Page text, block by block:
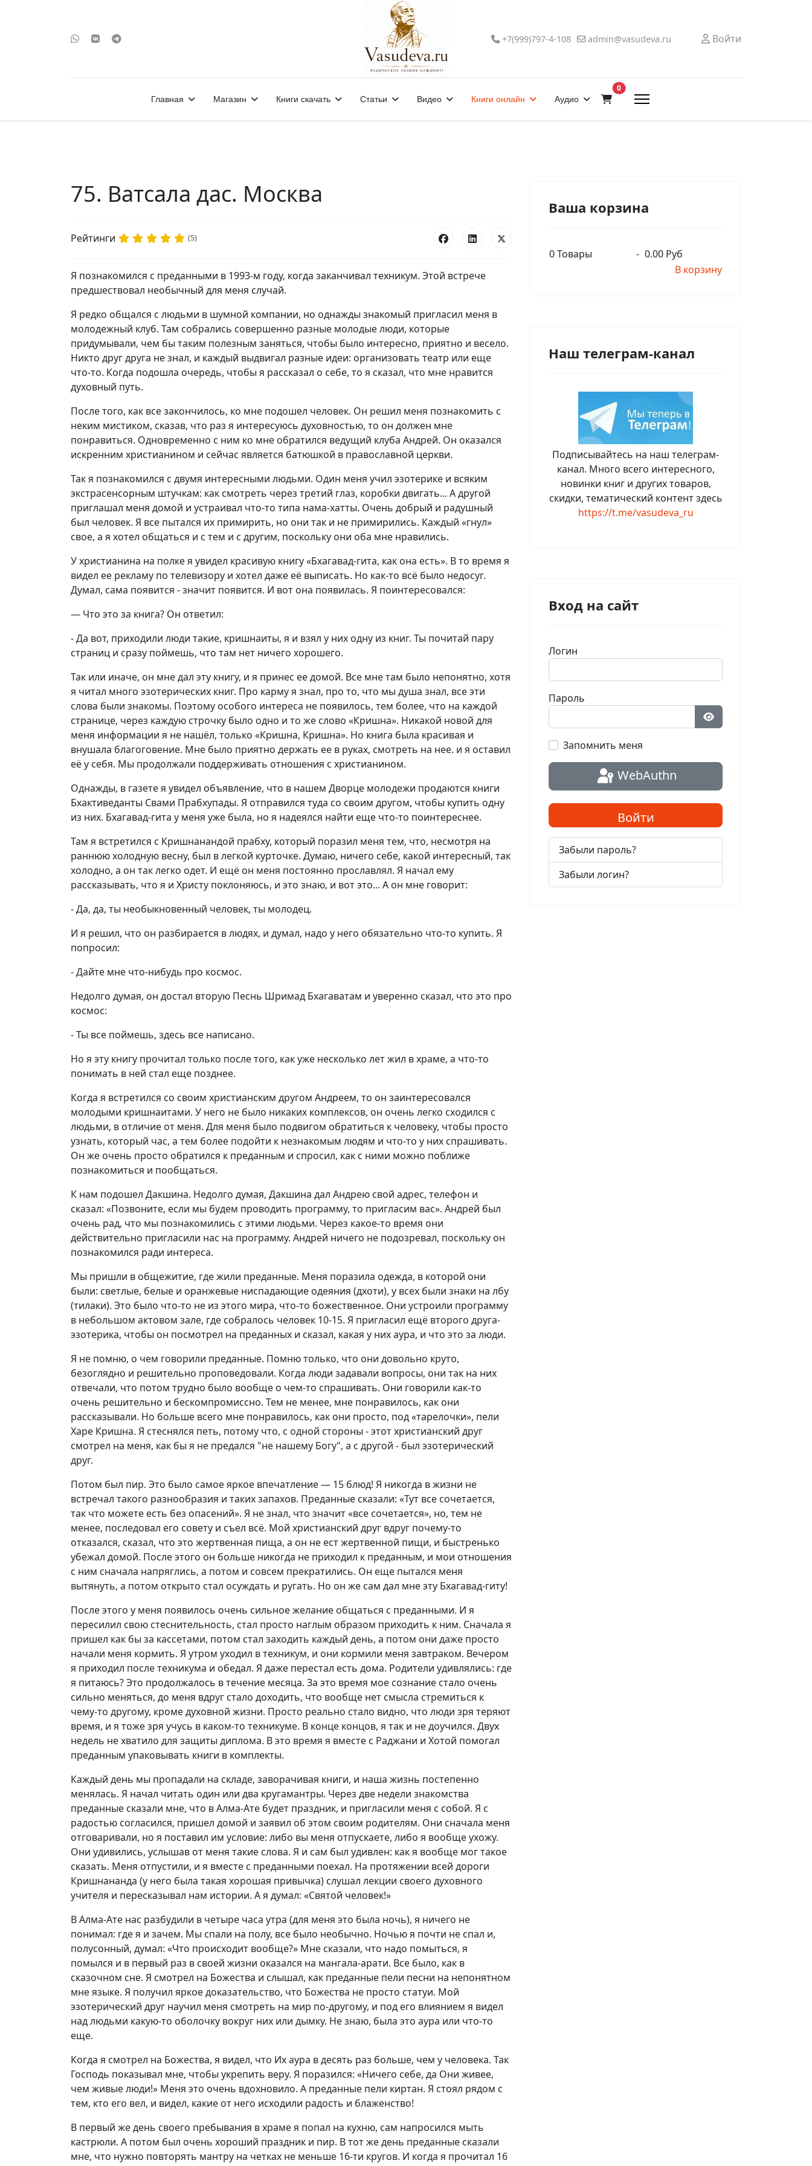
+7(999)797-4-108 admin@vasudeva.ru Войти
Главная Магазин Книги скачать Статьи Видео Книги онлайн Аудио
0В корзину
75. Ватсала дас. Москва
Рейтинги (5)
Я познакомился с преданными в 1993-м году, когда заканчивал техникум. Этой встрече
предшествовал необычный для меня случай.
Я редко общался с людьми в шумной компании, но однажды знакомый пригласил меня в
молодежный клуб. Там собрались совершенно разные молодые люди, которые
придумывали, чем бы таким полезным заняться, чтобы было интересно, приятно и весело.
Никто друг друга не знал, и каждый выдвигал разные идеи: организовать театр или еще
что-то. Когда подошла очередь, чтобы я рассказал о себе, то я сказал, что мне нравится
духовный путь.
После того, как все закончилось, ко мне подошел человек. Он решил меня познакомить с
неким мистиком, сказав, что раз я интересуюсь духовностью, то он должен мне
понравиться. Одновременно с ним ко мне обратился ведущий клуба Андрей. Он оказался
искренним христианином и сейчас является батюшкой в православной церкви.
Так я познакомился с двумя интересными людьми. Один меня учил эзотерике и всяким
экстрасенсорным штучкам: как смотреть через третий глаз, коробки двигать... А другой
приглашал меня домой и устраивал что-то типа нама-хатты. Очень добрый и радушный
был человек. Я все пытался их примирить, но они так и не примирились. Каждый «гнул»
свое, а я хотел общаться и с тем и с другим, поскольку они оба мне нравились.
У христианина на полке я увидел красивую книгу «Бхагавад-гита, как она есть». В то время я
видел ее рекламу по телевизору и хотел даже её выписать. Но как-то всё было недосуг.
Думал, сама появится - значит появится. И вот она появилась. Я поинтересовался:
— Что это за книга? Он ответил:
- Да вот, приходили люди такие, кришнаиты, я и взял у них одну из книг. Ты почитай пару
страниц и сразу поймешь, что там нет ничего хорошего.
Так или иначе, он мне дал эту книгу, и я принес ее домой. Все мне там было непонятно, хотя
я читал много эзотерических книг. Про карму я знал, про то, что мы душа знал, все эти
слова были знакомы. Поэтому особого интереса не появилось, тем более, что на каждой
странице, через каждую строчку было одно и то же слово «Кришна». Никакой новой для
меня информации я не нашёл, только «Кришна, Кришна». Но книга была красивая и
внушала благоговение. Мне было приятно держать ее в руках, смотреть на нее. и я оставил
её у себя. Мы продолжали поддерживать отношения с христианином.
Однажды, в газете я увидел объявление, что в нашем Дворце молодежи продаются книги
Бхактиведанты Свами Прабхупады. Я отправился туда со своим другом, чтобы купить одну
из них. Бхагавад-гита у меня уже была, но я надеялся найти еще что-то поинтереснее.
Там я встретился с Кришнанандой прабху, который поразил меня тем, что, несмотря на
раннюю холодную весну, был в легкой курточке. Думаю, ничего себе, какой интересный, так
холодно, а он так легко одет. И ещё он меня постоянно прославлял. Я начал ему
рассказывать, что я и Христу поклоняюсь, и это знаю, и вот это... А он мне говорит:
- Да, да, ты необыкновенный человек, ты молодец.
И я решил, что он разбирается в людях, и думал, надо у него обязательно что-то купить. Я
попросил:
- Дайте мне что-нибудь про космос.
Недолго думая, он достал вторую Песнь Шримад Бхагаватам и уверенно сказал, что это про
космос:
- Ты все поймешь, здесь все написано.
Но я эту книгу прочитал только после того, как уже несколько лет жил в храме, а что-то
понимать в ней стал еще позднее.
Когда я встретился со своим христианским другом Андреем, то он заинтересовался
молодыми кришнаитами. У него не было никаких комплексов, он очень легко сходился с
людьми, в отличие от меня. Для меня было подвигом обратиться к человеку, чтобы просто
узнать, который час, а тем более подойти к незнакомым людям и что-то у них спрашивать.
Он же очень просто обратился к преданным и спросил, как с ними можно поближе
познакомиться и пообщаться.
К нам подошел Дакшина. Недолго думая, Дакшина дал Андрею свой адрес, телефон и
сказал: «Позвоните, если мы будем проводить программу, то пригласим вас». Андрей был
очень рад, что мы познакомились с этими людьми. Через какое-то время они
действительно пригласили нас на программу. Андрей ничего не подозревал, поскольку он
познакомился ради интереса.
Мы пришли в общежитие, где жили преданные. Меня поразила одежда, в которой они
были: светлые, белые и оранжевые ниспадающие одеяния (дхоти), у всех были знаки на лбу
(тилаки). Это было что-то не из этого мира, что-то божественное. Они устроили программу
в небольшом актовом зале, где собралось человек 10-15. Я пригласил ещё второго друга-
эзотерика, чтобы он посмотрел на преданных и сказал, какая у них аура, и что это за люди.
Я не помню, о чем говорили преданные. Помню только, что они довольно круто,
безоглядно и решительно проповедовали. Когда люди задавали вопросы, они так на них
отвечали, что потом трудно было вообще о чем-то спрашивать. Они говорили как-то
очень решительно и бескомпромиссно. Тем не менее, мне понравилось, как они
рассказывали. Но больше всего мне понравилось, как они просто, под «тарелочки», пели
Харе Кришна. Я стеснялся петь, потому что, с одной стороны - этот христианский друг
смотрел на меня, как бы я не предался "не нашему Богу", а с другой - был эзотерический
друг.
Потом был пир. Это было самое яркое впечатление — 15 блюд! Я никогда в жизни не
встречал такого разнообразия и таких запахов. Преданные сказали: «Тут все сочетается,
так что можете есть без опасений». Я не знал, что значит «все сочетается», но, тем не
менее, последовал его совету и съел всё. Мой христианский друг вдруг почему-то
отказался, сказал, что это жертвенная пища, а он не ест жертвенной пищи, и быстренько
убежал домой. После этого он больше никогда не приходил к преданным, и мои отношения
с ним сначала напряглись, а потом и совсем прекратились. Он еще пытался меня
вытянуть, а потом открыто стал осуждать и ругать. Но он же сам дал мне эту Бхагавад-гиту!
После этого у меня появилось очень сильное желание общаться с преданными. И я
пересилил свою стеснительность, стал просто наглым образом приходить к ним. Сначала я
пришел как бы за кассетами, потом стал заходить каждый день, а потом они даже просто
начали меня кормить. Я утром уходил в техникум, и они кормили меня завтраком. Вечером
я приходил после техникума и обедал. Я даже перестал есть дома. Родители удивлялись: где
я питаюсь? Это продолжалось в течение месяца. За это время мое сознание стало очень
сильно меняться, до меня вдруг стало доходить, что вообще нет смысла стремиться к
чему-то другому, кроме духовной жизни. Просто реально стало видно, что люди зря теряют
время, и я тоже зря учусь в каком-то техникуме. В конце концов, я так и не доучился. Двух
недель не хватило для защиты диплома. В это время я вместе с Раджани и Хотой помогал
преданным упаковывать книги в комплекты.
Каждый день мы пропадали на складе, заворачивая книги, и наша жизнь постепенно
менялась. Я начал читать один или два кругамантры. Через две недели знакомства
преданные сказали мне, что в Алма-Ате будет праздник, и пригласили меня с собой. Я с
радостью согласился, пришел домой и заявил об этом своим родителям. Они сначала меня
отговаривали, но я поставил им условие: либо вы меня отпускаете, либо я вообще ухожу.
Они удивились, услышав от меня такие слова. Я и сам был удивлен: как я вообще мог такое
сказать. Меня отпустили, и я вместе с преданными поехал. На протяжении всей дороги
Кришнананда (у него была такая хорошая привычка) слушал лекции своего духовного
учителя и пересказывал нам истории. А я думал: «Святой человек!»
В Алма-Ате нас разбудили в четыре часа утра (для меня это была ночь), я ничего не
понимал: где я и зачем. Мы спали на полу, все было необычно. Ночью я почти не спал и,
полусонный, думал: «Что происходит вообще?» Мне сказали, что надо помыться, я
помылся и в первый раз в своей жизни оказался на мангала-арати. Все было, как в
сказочном сне. Я смотрел на Божества и слышал, как преданные пели песни на непонятном
мне языке. Я получил яркое доказательство, что Божества не просто статуи. Мой
эзотерический друг научил меня смотреть на мир по-другому, и под его влиянием я видел
над людьми какую-то оболочку вокруг них или дымку. Не знаю, была это аура или что-то
еще.
Когда я смотрел на Божества, я видел, что Их аура в десять раз больше, чем у человека. Так
Господь показывал мне, чтобы укрепить веру. Я поразился: «Ничего себе, да Они живее,
чем живые люди!» Меня это очень вдохновило. А преданные пели киртан. Я стоял рядом с
тем, кто его вел, и видел, какие от него исходили радость и блаженство!
В первый же день своего пребывания в храме я попал на кухню, сам напросился мыть
кастрюли. А потом был очень хороший праздник и пир. В тот же день преданные сказали
мне, что нужно повторять мантру на четках не меньше 16-ти кругов. И когда я прочитал 16
Ваша корзина
0Товары - 0.00 Руб
В корзину
Наш телеграм-канал
Подписывайтесь на наш телеграм-
канал. Много всего интересного,
новинки книг и других товаров,
скидки, тематический контент здесь
https://t.me/vasudeva_ru
Вход на сайт
Логин
Пароль
Показать пароль
Запомнить меня
WebAuthn
Войти
Забыли пароль?
Забыли логин?